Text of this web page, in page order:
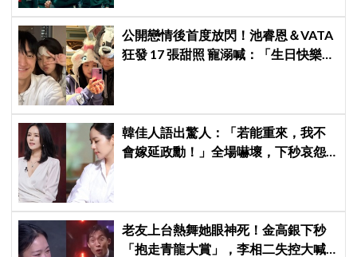
公開戀情後首度放閃！池睿恩＆VATA
狂發 17 張甜照 寵溺喊：「生日快樂我
韓佳人語出驚人：「若能重來，我不
會嫁延政勳！」全場嚇壞，下秒哀怨
老友上台熱舞她眼神死！金高銀下秒
「抱走青龍大賞」，李相二失控大喊